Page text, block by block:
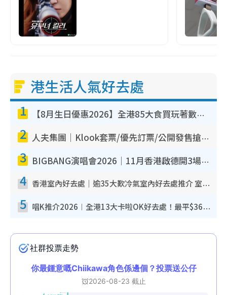
港生活人氣好去處
1 【8月生日優惠2026】全港85大食買玩著數攻略 自助餐/火鍋放題同行免費＋誠品/DONKI送現金券
2 人夫集團｜Klook套票/優先訂票/公開發售搶飛攻略！附票價.購票連結.場地座位表
3 BIGBANG演唱會2026｜11月香港啟德開3場！實名制VIP申請、優先購票攻略
4 香港室內好去處｜逾35大歎冷氣室內好去處推介 室內活動免費避雨無懼落雨
5 唱K推介2026︱全港13大卡啦OK好去處！最平$36起 日文K都有！(附地址+收費詳情)